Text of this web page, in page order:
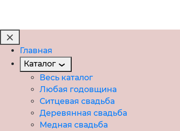
Главная
Каталог
Весь каталог
Любая годовщина
Ситцевая свадьба
Деревянная свадьба
Медная свадьба